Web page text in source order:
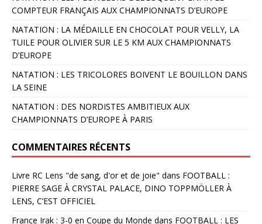
COMPTEUR FRANÇAIS AUX CHAMPIONNATS D’EUROPE
NATATION : LA MÉDAILLE EN CHOCOLAT POUR VELLY, LA
TUILE POUR OLIVIER SUR LE 5 KM AUX CHAMPIONNATS
D’EUROPE
NATATION : LES TRICOLORES BOIVENT LE BOUILLON DANS
LA SEINE
NATATION : DES NORDISTES AMBITIEUX AUX
CHAMPIONNATS D’EUROPE À PARIS
COMMENTAIRES RÉCENTS
Livre RC Lens "de sang, d'or et de joie" dans FOOTBALL :
PIERRE SAGE À CRYSTAL PALACE, DINO TOPPMÖLLER À
LENS, C’EST OFFICIEL
France Irak : 3-0 en Coupe du Monde dans FOOTBALL : LES